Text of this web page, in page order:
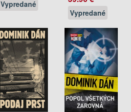
Vypredané
Vypredané